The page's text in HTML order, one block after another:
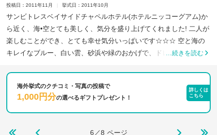
投稿日：2011年11月
挙式日：2011年10月
サンビトレスベイサイドチャペルホテル(ホテルニッコーグアム)か
ら近く、海•空とても美しく、気分を盛り上げてくれました! 二人が
楽しむことができ、とても幸せ気分いっぱいです☆☆☆ 空と海の
キレイなブルー、白い雲、砂浜や緑のおかげで、ドレスや...
…続きを読む
海外挙式のクチコミ・写真の投稿で
1,000円分の選べるギフトプレゼント！
詳しくは
こちら
6／8 ページ